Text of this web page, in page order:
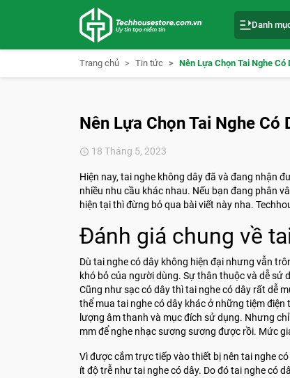
t
Danh
Trang chủ Tin tức Nên Lựa Chọn Tai Nghe Có
Nên Lựa Chọn Tai Nghe Có
18 Tháng 5, 2023
Hiện nay, tai nghe không dây đã và đang nhận
nhiều nhu cầu khác nhau. Nếu bạn đang phân
hiện tại thì đừng bỏ qua bài viết này nha.
Đánh giá chung về
Dù tai nghe có dây không hiện đại nhưng vẫn
khó bỏ của người dùng. Sự thân thuộc và dễ sử
Cũng như sạc có dây thì tai nghe có dây rất dễ
thể mua tai nghe có dây khác ở những tiệm
lượng âm thanh và mục đích sử dụng. Nhưng
mm để nghe nhạc sương sương được rồi. Mức
Vì được cắm trực tiếp vào thiết bị nên tai nghe
ít độ trễ như tai nghe có dây. Do đó tai nghe có